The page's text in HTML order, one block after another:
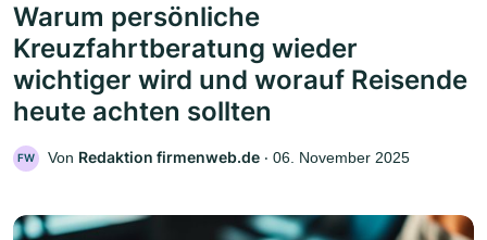
Warum persönliche
Kreuzfahrtberatung wieder
wichtiger wird und worauf Reisende
heute achten sollten
FW Von Redaktion firmenweb.de ‧ 06. November 2025